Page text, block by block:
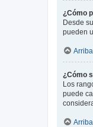
¿Cómo
Desde
pueden
Arriba
¿Cómo
Los
puede
Arriba